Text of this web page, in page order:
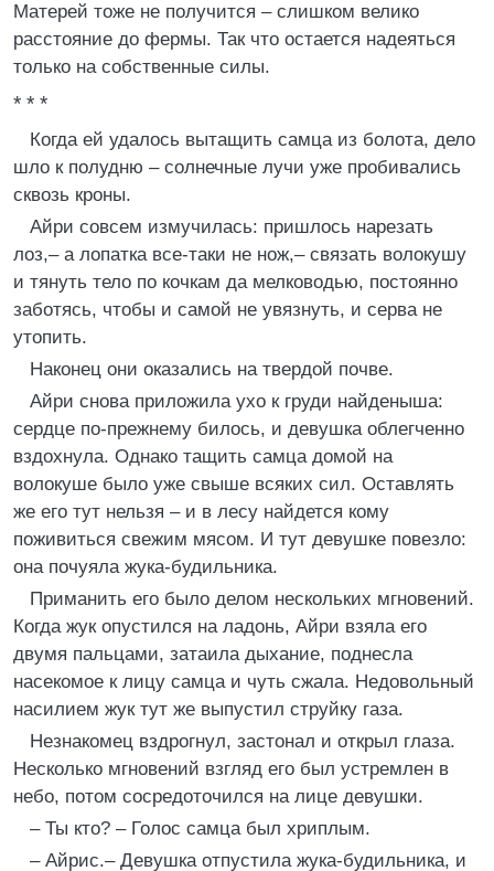
Матерей тоже не получится – слишком велико
расстояние до фермы. Так что остается надеяться
только на собственные силы.
* * *
Когда ей удалось вытащить самца из болота, дело
шло к полудню – солнечные лучи уже пробивались
сквозь кроны.
Айри совсем измучилась: пришлось нарезать
лоз,– а лопатка все-таки не нож,– связать волокушу
и тянуть тело по кочкам да мелководью, постоянно
заботясь, чтобы и самой не увязнуть, и серва не
утопить.
Наконец они оказались на твердой почве.
Айри снова приложила ухо к груди найденыша:
сердце по-прежнему билось, и девушка облегченно
вздохнула. Однако тащить самца домой на
волокуше было уже свыше всяких сил. Оставлять
же его тут нельзя – и в лесу найдется кому
поживиться свежим мясом. И тут девушке повезло:
она почуяла жука-будильника.
Приманить его было делом нескольких мгновений.
Когда жук опустился на ладонь, Айри взяла его
двумя пальцами, затаила дыхание, поднесла
насекомое к лицу самца и чуть сжала. Недовольный
насилием жук тут же выпустил струйку газа.
Незнакомец вздрогнул, застонал и открыл глаза.
Несколько мгновений взгляд его был устремлен в
небо, потом сосредоточился на лице девушки.
– Ты кто? – Голос самца был хриплым.
– Айрис.– Девушка отпустила жука-будильника, и